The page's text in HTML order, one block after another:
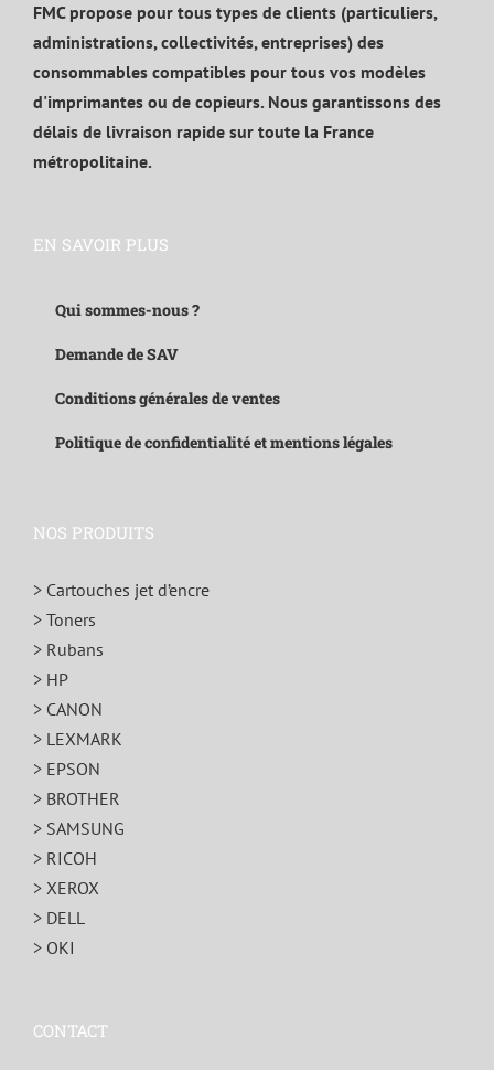
FMC propose pour tous types de clients (particuliers,
administrations, collectivités, entreprises) des
consommables compatibles pour tous vos modèles
d'imprimantes ou de copieurs. Nous garantissons des
délais de livraison rapide sur toute la France
métropolitaine.
EN SAVOIR PLUS
Qui sommes-nous ?
Demande de SAV
Conditions générales de ventes
Politique de confidentialité et mentions légales
NOS PRODUITS
> Cartouches jet d’encre
> Toners
> Rubans
> HP
> CANON
> LEXMARK
> EPSON
> BROTHER
> SAMSUNG
> RICOH
> XEROX
> DELL
> OKI
CONTACT